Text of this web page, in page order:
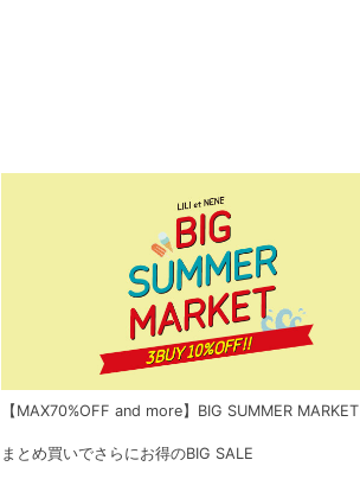
【MAX70%OFF and more】BIG SUMMER MARKET
まとめ買いでさらにお得のBIG SALE